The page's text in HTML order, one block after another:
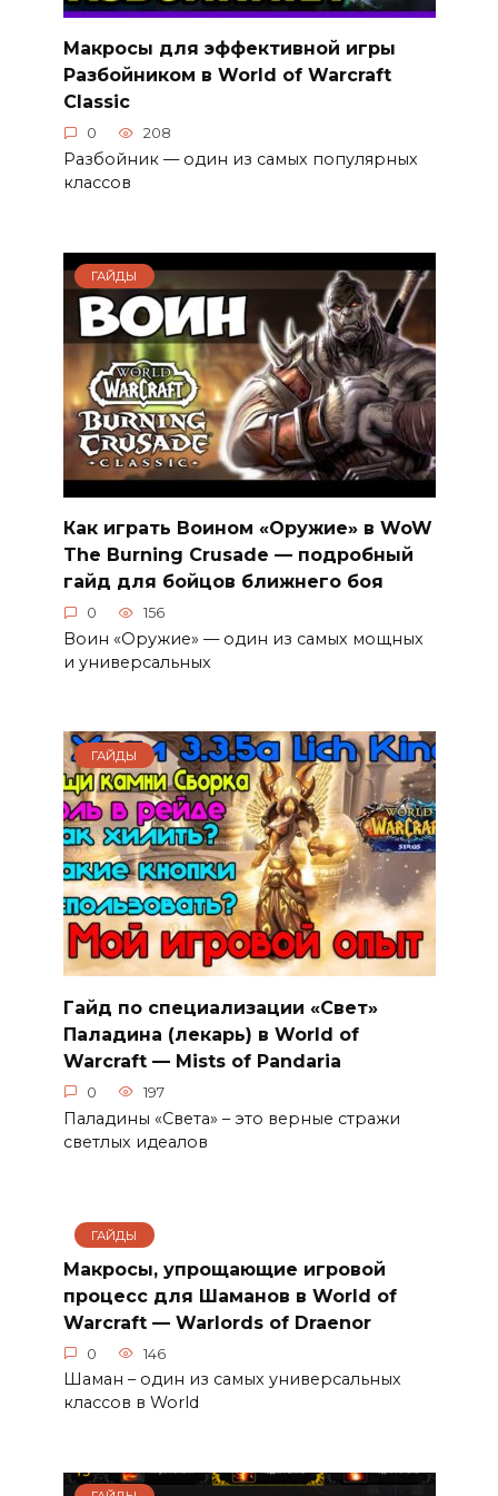
Макросы для эффективной игры
Разбойником в World of Warcraft
Classic
0 208
Разбойник — один из самых популярных
классов
ГАЙДЫ
Как играть Воином «Оружие» в WoW
The Burning Crusade — подробный
гайд для бойцов ближнего боя
0 156
Воин «Оружие» — один из самых мощных
и универсальных
ГАЙДЫ
Гайд по специализации «Свет»
Паладина (лекарь) в World of
Warcraft — Mists of Pandaria
0 197
Паладины «Света» – это верные стражи
светлых идеалов
ГАЙДЫ
Макросы, упрощающие игровой
процесс для Шаманов в World of
Warcraft — Warlords of Draenor
0 146
Шаман – один из самых универсальных
классов в World